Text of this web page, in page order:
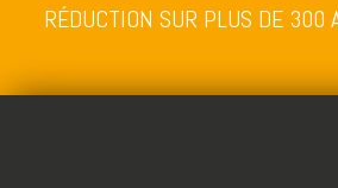
RÉDUCTION SUR PLUS DE 300